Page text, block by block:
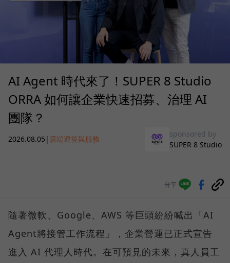
AI Agent 時代來了！SUPER 8 Studio
ORRA 如何讓企業快速招募、治理 AI
團隊？
2026.08.05 | 雲端運算與服務
sponsored by
SUPER 8 Studio
分享
隨著微軟、Google、AWS 等巨頭紛紛喊出「AI
Agent將接管工作流程」，企業營運已正式宣告
進入 AI 代理人時代。在可預見的未來，真人員工